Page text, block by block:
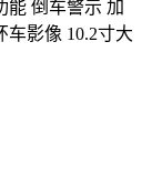
能 倒车警示 加
车影像 10.2寸大